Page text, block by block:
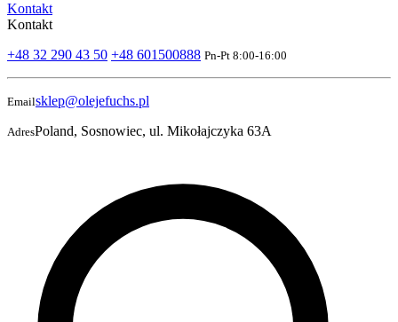
Kontakt
Kontakt
+48 32 290 43 50 +48 601500888 Pn-Pt 8:00-16:00
Emailsklep@olejefuchs.pl
AdresPoland, Sosnowiec, ul. Mikołajczyka 63A